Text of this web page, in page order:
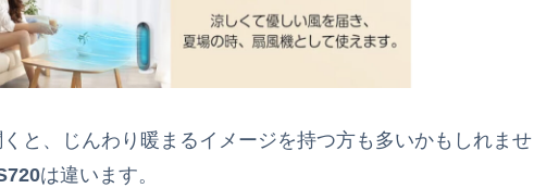
くと、じんわり暖まるイメージを持つ方も多いかもしれませ
は違います。